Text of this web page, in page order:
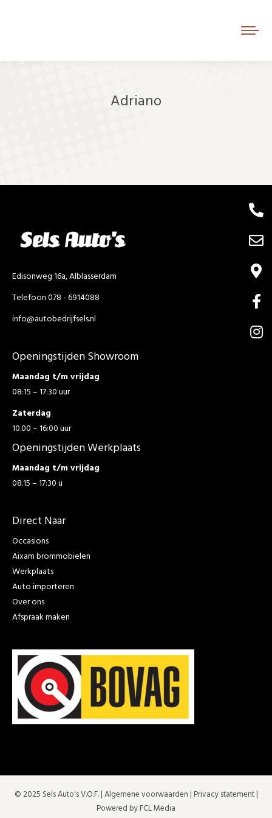
Adriano
Edisonweg 16a, Alblasserdam
Telefoon 078 - 6914088
info@autobedrijfsels.nl
Openingstijden Showroom
Maandag t/m vrijdag
08:15 – 17:30 uur
Zaterdag
10.00 – 16:00 uur
Openingstijden Werkplaats
Maandag t/m vrijdag
08.15 – 17:30 u
Direct Naar
Occasions
Aixam brommobielen
Werkplaats
Auto importeren
Over ons
Afspraak maken
© 2025 Sels Auto's V.O.F. |Algemene voorwaarden | Privacy statement|
Powered by FCL Media